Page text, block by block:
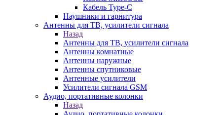
Кабель Type-C
Наушники и гарнитура
Антенны для ТВ, усилители сигнала
Назад
Антенны для ТВ, усилители сигнала
Антенны комнатные
Антенны наружные
Антенны спутниковые
Антенные усилители
Усилители сигнала GSM
Аудио, портативные колонки
Назад